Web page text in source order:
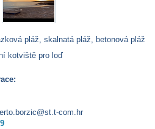
pláž, skalnatá pláž, betonová pláž
kotviště pro loď
com.hr